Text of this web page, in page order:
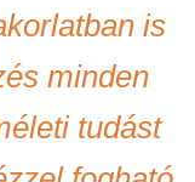
is
minden
tudást